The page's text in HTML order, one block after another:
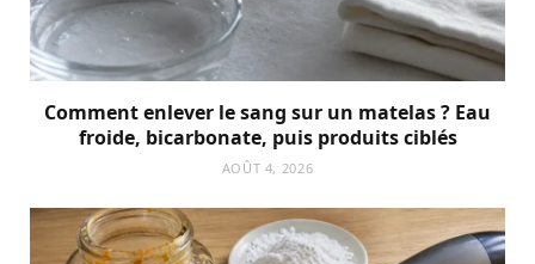
Comment enlever le sang sur un matelas ? Eau
froide, bicarbonate, puis produits ciblés
AOÛT 4, 2026